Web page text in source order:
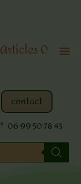
Articles 0
contact
06 99 50 78 43